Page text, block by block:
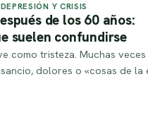
Y CRISIS
de los 60 años:
suelen confundirse
como tristeza. Muchas veces
dolores o «cosas de la